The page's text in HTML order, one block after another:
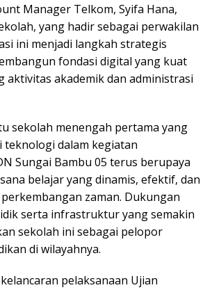
Manager Telkom, Syifa Hana,
yang hadir sebagai perwakilan
ini menjadi langkah strategis
fondasi digital yang kuat
aktivitas akademik dan administrasi
sekolah menengah pertama yang
teknologi dalam kegiatan
Sungai Bambu 05 terus berupaya
belajar yang dinamis, efektif, dan
zaman. Dukungan
serta infrastruktur yang semakin
sekolah ini sebagai pelopor
di wilayahnya.
pelaksanaan Ujian